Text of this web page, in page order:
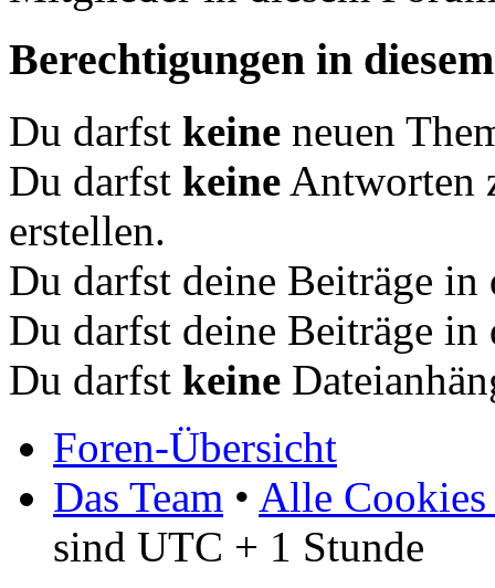
Berechtigungen in
Du darfst keine neuen
Du darfst keine Antworten
erstellen.
Du darfst deine Beiträge
Du darfst deine Beiträge
Du darfst keine
Foren-Übersicht
Das Team • Alle Cookies
sind UTC + 1 Stunde